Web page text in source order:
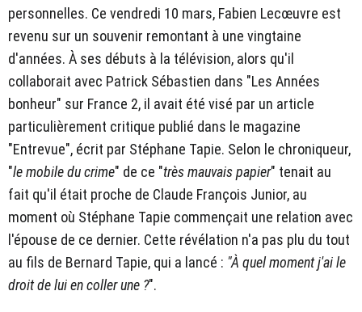
personnelles. Ce vendredi 10 mars, Fabien Lecœuvre est
revenu sur un souvenir remontant à une vingtaine
d'années. À ses débuts à la télévision, alors qu'il
collaborait avec Patrick Sébastien dans "Les Années
bonheur" sur France 2, il avait été visé par un article
particulièrement critique publié dans le magazine
"Entrevue", écrit par Stéphane Tapie. Selon le chroniqueur,
"le mobile du crime" de ce "très mauvais papier" tenait au
fait qu'il était proche de Claude François Junior, au
moment où Stéphane Tapie commençait une relation avec
l'épouse de ce dernier. Cette révélation n'a pas plu du tout
au fils de Bernard Tapie, qui a lancé : "À quel moment j'ai le
droit de lui en coller une ?".